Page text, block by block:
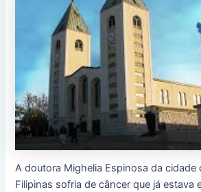
A doutora Mighelia Espinosa da cidade
Filipinas sofria de câncer que já estava